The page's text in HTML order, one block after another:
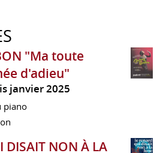
"Ma toute
d'adieu"
janvier 2025
piano
DISAIT NON À LA